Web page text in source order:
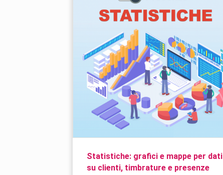
Statistiche: grafici e mappe per dati
su clienti, timbrature e presenze